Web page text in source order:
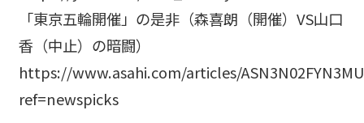
「東京五輪開催」の是非（森喜朗（開催）VS山口
香（中止）の暗闘）
https://www.asahi.com/articles/
ref=newspicks